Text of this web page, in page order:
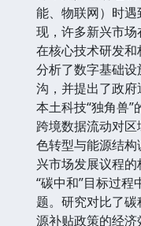
能、物联网）时遇
现，许多新兴市场
在核心技术研发
分析了数字基础
沟，并提出了政府
本土科技“独角兽
跨境数据流动对
色转型与能源结
兴市场发展议程
“碳中和”目标过
题。研究对比了
源补贴政策的经